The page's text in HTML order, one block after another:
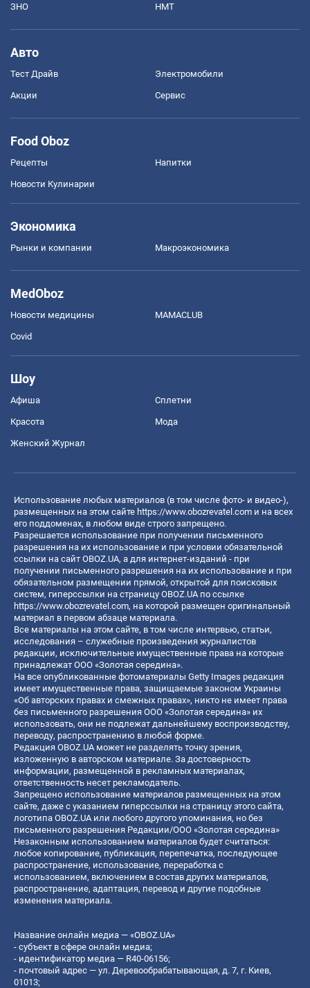
ЗНО НМТ
Авто
Тест Драйв Электромобили
Акции Сервис
Food Oboz
Рецепты Напитки
Новости Кулинарии
Экономика
Рынки и компании Mакроэкономика
MedOboz
Новости медицины MAMACLUB
Covid
Шоу
Афиша Сплетни
Красота Мода
Женский Журнал
Использование любых материалов (в том числе фото- и видео-),
размещенных на этом сайте https://www.obozrevatel.com и на всех
его поддоменах, в любом виде строго запрещено.
Разрешается использование при получении письменного
разрешения на их использование и при условии обязательной
ссылки на сайт OBOZ.UA, а для интернет-изданий - при
получении письменного разрешения на их использование и при
обязательном размещении прямой, открытой для поисковых
систем, гиперссылки на страницу OBOZ.UA по ссылке
https://www.obozrevatel.com, на которой размещен оригинальный
материал в первом абзаце материала.
Все материалы на этом сайте, в том числе интервью, статьи,
исследования – служебные произведения журналистов
редакции, исключительные имущественные права на которые
принадлежат ООО «Золотая середина».
На все опубликованные фотоматериалы Getty Images редакция
имеет имущественные права, защищаемые законом Украины
«Об авторских правах и смежных правах», никто не имеет права
без письменного разрешения ООО «Золотая середина» их
использовать, они не подлежат дальнейшему воспроизводству,
переводу, распространению в любой форме.
Редакция OBOZ.UA может не разделять точку зрения,
изложенную в авторском материале. За достоверность
информации, размещенной в рекламных материалах,
ответственность несет рекламодатель.
Запрещено использование материалов размещенных на этом
сайте, даже с указанием гиперссылки на страницу этого сайта,
логотипа OBOZ.UA или любого другого упоминания, но без
письменного разрешения Редакции/ООО «Золотая середина»
Незаконным использованием материалов будет считаться:
любое копирование, публикация, перепечатка, последующее
распространение, использование, переработка с
использованием, включением в состав других материалов,
распространение, адаптация, перевод и другие подобные
изменения материала.
Название онлайн медиа — «OBOZ.UA»
- субъект в сфере онлайн медиа;
- идентификатор медиа — R40-06156;
- почтовый адрес — ул. Деревообрабатывающая, д. 7, г. Киев,
01013;